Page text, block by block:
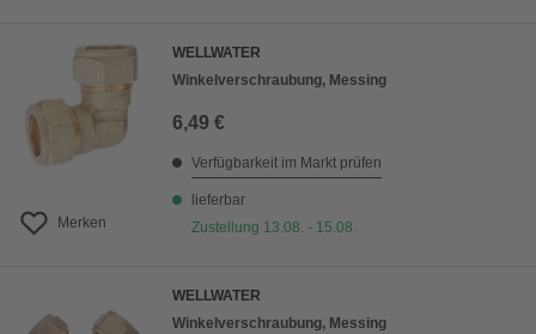
Merken
WELLWATER
Winkelverschraubung, Messing
6,49 €
Verfügbarkeit im Markt prüfen
lieferbar
Zustellung 13.08. - 15.08.
WELLWATER
Winkelverschraubung, Messing